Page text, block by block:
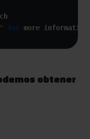
for more
obtener